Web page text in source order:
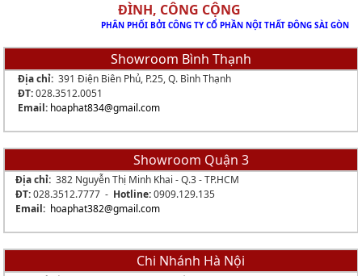
ĐÌNH, CÔNG CỘNG
PHÂN PHỐI BỞI CÔNG TY CỔ PHẦN NỘI THẤT ĐÔNG SÀI GÒN
Showroom Bình Thạnh
Địa chỉ:391 Điện Biên Phủ, P.25, Q. Bình Thạnh
ĐT:028.3512.0051
Email: hoaphat834@gmail.com
Showroom Quận 3
Địa chỉ:382 Nguyễn Thị Minh Khai - Q.3 - TP.HCM
ĐT:028.3512.7777 - Hotline:0909.129.135
Email: hoaphat382@gmail.com
Chi Nhánh Hà Nội